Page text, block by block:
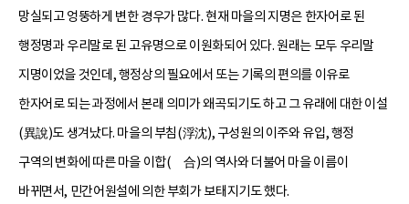
망실되고 엉뚱하게 변한 경우가 많다. 현재 마을의 지명은 한자어로 된
행정명과 우리말로 된 고유명으로 이원화되어 있다. 원래는 모두 우리말
지명이었을 것인데, 행정상의 필요에서 또는 기록의 편의를 이유로
한자어로 되는 과정에서 본래 의미가 왜곡되기도 하고 그 유래에 대한 이설
(異說)도 생겨났다. 마을의 부침(浮沈), 구성원의 이주와 유입, 행정
구역의 변화에 따른 마을 이합(離合)의 역사와 더불어 마을 이름이
바뀌면서, 민간어원설에 의한 부회가 보태지기도 했다.